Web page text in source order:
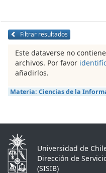
Filtrar resultados
Este dataverse no
archivos. Por favor
añadirlos.
Materia: Ciencias de la
Universidad de
Dirección de
(SISIB)